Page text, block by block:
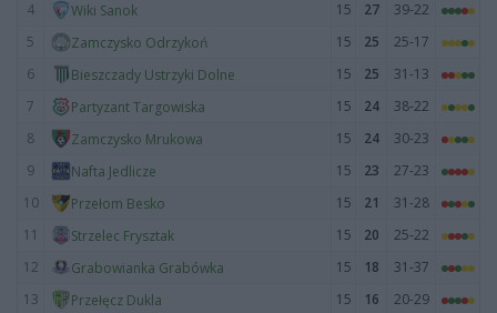
4
Wiki Sanok 15 27
39-22
5
Zamczysko Odrzykoń 15 25
25-17
6
Bieszczady Ustrzyki Dolne 15 25
31-13
7
Partyzant Targowiska 15 24
38-22
8
Zamczysko Mrukowa 15 24
30-23
9
Nafta Jedlicze 15 23
27-23
10
Przełom Besko 15 21
31-28
11
Strzelec Frysztak 15 20
25-22
12
Grabowianka Grabówka 15 18
31-37
13
Przełęcz Dukla 15 16 20-29